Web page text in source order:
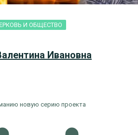
И ОБЩЕСТВО
Ивановна
новую серию проекта